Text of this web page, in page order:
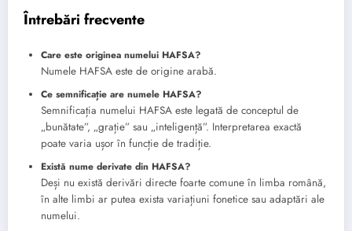
Întrebări frecvente
Care este originea numelui HAFSA?
Numele HAFSA este de origine arabă.
Ce semnificație are numele HAFSA?
Semnificația numelui HAFSA este legată de conceptul de
„bunătate”, „grație” sau „inteligență”. Interpretarea exactă
poate varia ușor în funcție de tradiție.
Există nume derivate din HAFSA?
Deși nu există derivări directe foarte comune în limba română,
în alte limbi ar putea exista variațiuni fonetice sau adaptări ale
numelui.